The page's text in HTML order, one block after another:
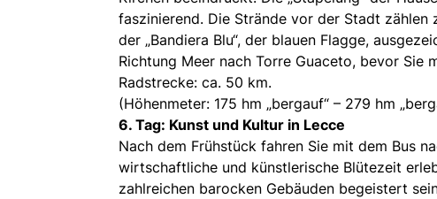
faszinierend. Die Strände vor der Stadt
der „Bandiera Blu“, der blauen Flagge,
Richtung Meer nach Torre Guaceto, bevor Sie
Radstrecke: ca. 50 km.
(Höhenmeter: 175 hm „bergauf“ – 279 hm
6. Tag: Kunst und Kultur in Lecce
Nach dem Frühstück fahren Sie mit dem Bus
wirtschaftliche und künstlerische Blütezeit
zahlreichen barocken Gebäuden begeistert